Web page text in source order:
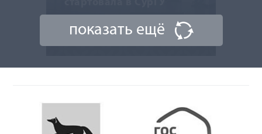
10 октября 2025
показать ещё